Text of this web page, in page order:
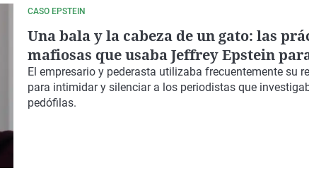
CASO EPSTEIN
Una bala y la cabeza de un gato: las
mafiosas que usaba Jeffrey Epstein
las investigaciones periodísticas sobre
El empresario y pederasta utilizaba frecuentemente su
para intimidar y silenciar a los periodistas que
pedófilas.